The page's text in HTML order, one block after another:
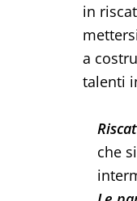
in
a
talenti
che